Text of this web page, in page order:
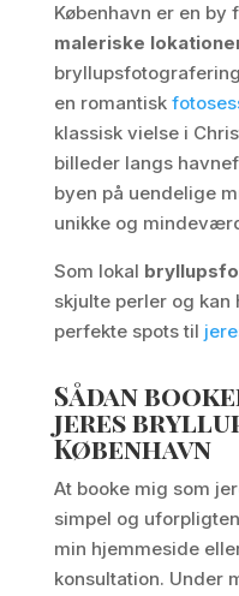
København er en by
maleriske
en romantisk
klassisk vielse i
billeder langs
byen på uendelige
unikke og
Som lokal
skjulte perler og
perfekte spots til
Sådan
jeres
København
At booke mig som
simpel og
min hjemmeside
konsultation. Under